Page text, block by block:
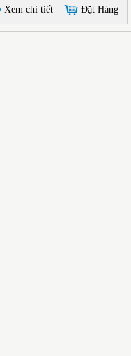
Xem chi tiết Đặt Hàng